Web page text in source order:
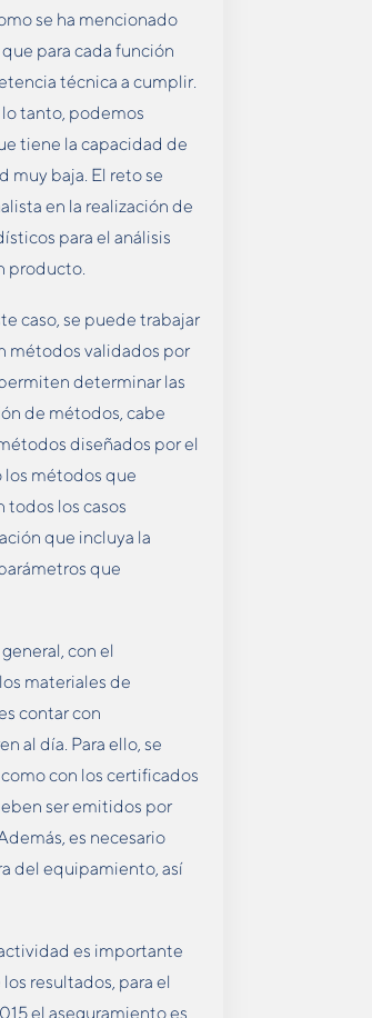
se ha mencionado
para cada función
técnica a cumplir.
lo tanto, podemos
tiene la capacidad de
muy baja. El reto se
en la realización de
para el análisis
producto.
caso, se puede trabajar
métodos validados por
determinar las
de métodos, cabe
diseñados por el
los métodos que
todos los casos
que incluya la
que
con el
materiales de
contar con
al día. Para ello, se
con los certificados
ser emitidos por
es necesario
del equipamiento, así
es importante
resultados, para el
el aseguramiento es